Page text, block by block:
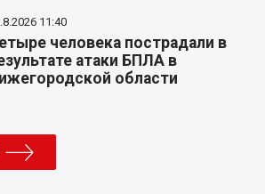
11:40
человека пострадали в
атаки БПЛА в
области